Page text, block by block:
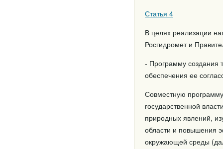
Статья 4
В целях реализации
Росгидромет и
- Программу создания
обеспечения ее
Совместную
государственной
природных явлений,
области и повышения
окружающей среды